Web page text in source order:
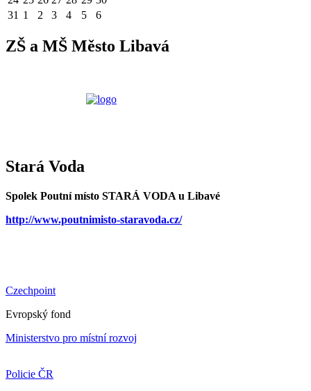
31 1 2 3 4 5 6
ZŠ a MŠ Město Libavá
Stará Voda
Spolek Poutní místo STARÁ VODA u Libavé
http://www.poutnimisto-staravoda.cz/
Czechpoint
Evropský fond
Ministerstvo pro místní rozvoj
Policie ČR